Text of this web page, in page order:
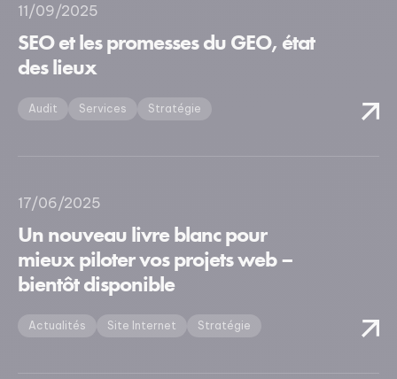
11/09/2025
SEO et les promesses du GEO, état
des lieux
Audit Services Stratégie
17/06/2025
Un nouveau livre blanc pour
mieux piloter vos projets web –
bientôt disponible
Actualités Site Internet Stratégie